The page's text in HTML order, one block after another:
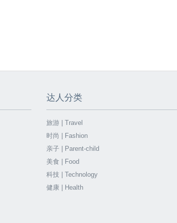
达人分类
旅游 | Travel
时尚 | Fashion
亲子 | Parent-child
美食 | Food
科技 | Technology
健康 | Health